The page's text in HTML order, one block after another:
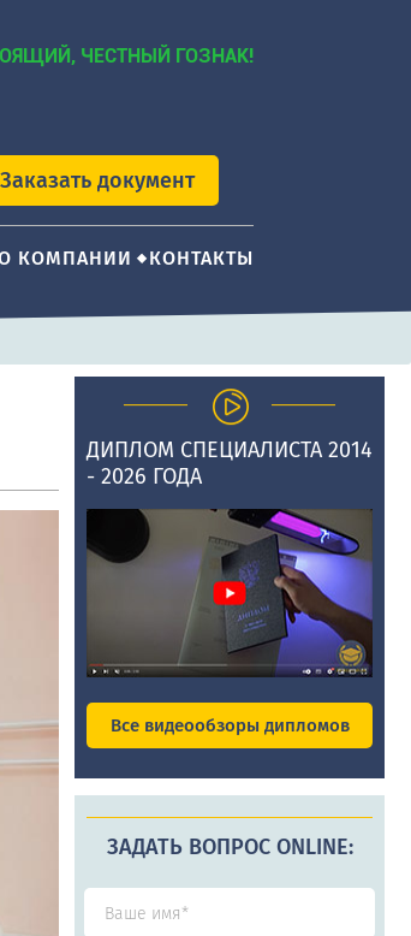
ЧЕСТНЫЙ ГОЗНАК!
Заказать документ
КОМПАНИИ КОНТАКТЫ
ДИПЛОМ СПЕЦИАЛИСТА 2014
- 2026 ГОДА
Все видеообзоры дипломов
ЗАДАТЬ ВОПРОС ONLINE: